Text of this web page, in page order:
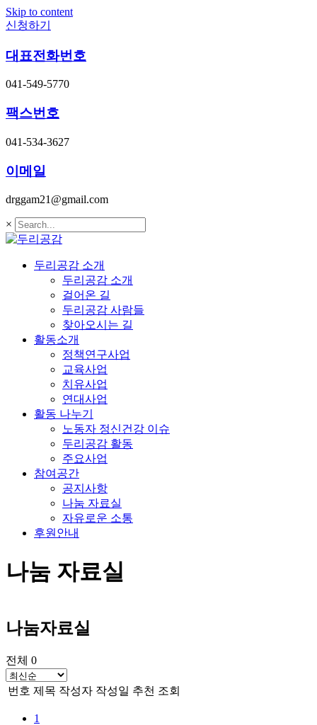
Skip to content
신청하기
대표전화번호
041-549-5770
팩스번호
041-534-3627
이메일
drggam21@gmail.com
×
두리공감 소개
두리공감 소개
걸어온 길
두리공감 사람들
찾아오시는 길
활동소개
정책연구사업
교육사업
치유사업
연대사업
활동 나누기
노동자 정신건강 이슈
두리공감 활동
주요사업
참여공간
공지사항
나눔 자료실
자유로운 소통
후원안내
나눔 자료실
나눔자료실
전체 0
번호 제목 작성자 작성일 추천 조회
1